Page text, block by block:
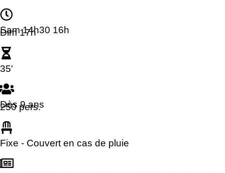
Sam 14h30 16h
Dim 17h
35'
Dès 9 ans
250 pers.
Fixe - Couvert en cas de pluie